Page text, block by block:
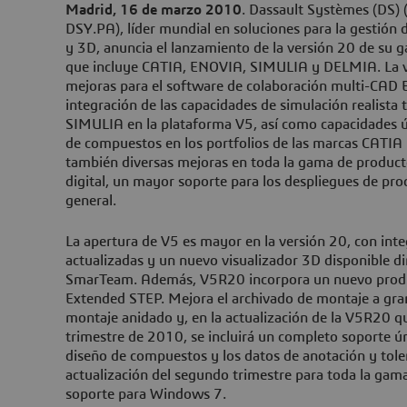
Madrid, 16 de marzo 2010. Dassault Systèmes
DSY.PA), líder mundial en soluciones para la gestión
y 3D, anuncia el lanzamiento de la versión 20 de su
que incluye CATIA, ENOVIA, SIMULIA y DELMIA.
mejoras para el software de colaboración multi-CAD
integración de las capacidades de simulación realista
SIMULIA en la plataforma V5, así como capacidades
de compuestos en los portfolios de las marcas
también diversas mejoras en toda la gama de
digital, un mayor soporte para los despliegues de
general.
La apertura de V5 es mayor en la versión 20, con
actualizadas y un nuevo visualizador 3D disponible
SmarTeam. Además, V5R20 incorpora un nuevo
Extended STEP. Mejora el archivado de montaje a
montaje anidado y, en la actualización de la V5R20
trimestre de 2010, se incluirá un completo soporte
diseño de compuestos y los datos de anotación y
actualización del segundo trimestre para toda la
soporte para Windows 7.